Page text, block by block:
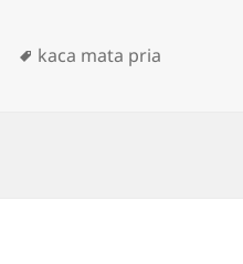
Tags
kaca mata pria